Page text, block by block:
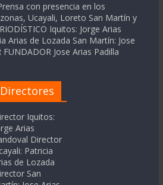
con presencia en los
Ucayali, Loreto San Martín y
Iquitos: Jorge Arias
Arias de Lozada San Martín: Jose
Jose Arias Padilla
Directores
Iquitos:
Arias
Director
Patricia
de Lozada
San